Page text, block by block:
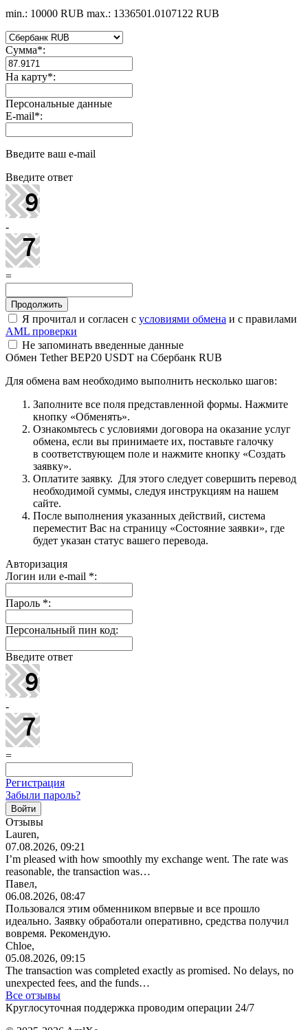
min.: 10000 RUB max.: 1336501.0107122 RUB
Сумма*:
На карту*:
Персональные данные
E-mail*:
Введите ваш e-mail
Введите ответ
-
=
Я прочитал и согласен с условиями обмена и с правилами
AML проверки
Не запоминать введенные данные
Обмен Tether BEP20 USDT на Сбербанк RUB
Для обмена вам необходимо выполнить несколько шагов:
Заполните все поля представленной формы. Нажмите
кнопку «Обменять».
Ознакомьтесь с условиями договора на оказание услуг
обмена, если вы принимаете их, поставьте галочку
в соответствующем поле и нажмите кнопку «Создать
заявку».
Оплатите заявку. Для этого следует совершить перевод
необходимой суммы, следуя инструкциям на нашем
сайте.
После выполнения указанных действий, система
переместит Вас на страницу «Состояние заявки», где
будет указан статус вашего перевода.
Авторизация
Логин или e-mail *:
Пароль *:
Персональный пин код:
Введите ответ
-
=
Регистрация
Забыли пароль?
Отзывы
Lauren,
07.08.2026, 09:21
I’m pleased with how smoothly my exchange went. The rate was
reasonable, the transaction was…
Павел,
06.08.2026, 08:47
Пользовался этим обменником впервые и все прошло
идеально. Заявку обработали оперативно, средства получил
вовремя. Рекомендую.
Chloe,
05.08.2026, 09:15
The transaction was completed exactly as promised. No delays, no
unexpected fees, and the funds…
Все отзывы
Круглосуточная поддержка проводим операции 24/7